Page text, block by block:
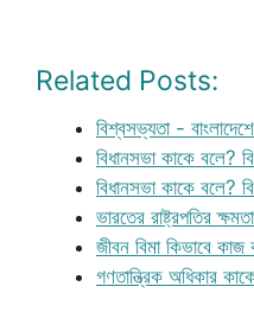
Related Posts:
বিশ্বসভ্যতা -
বিধানসভা কাকে বলে?
বিধানসভা কাকে বলে?
ভারতের রাষ্ট্রপতির
জীবন বিমা কিভাবে কাজ
গণতান্ত্রিক অধিকার